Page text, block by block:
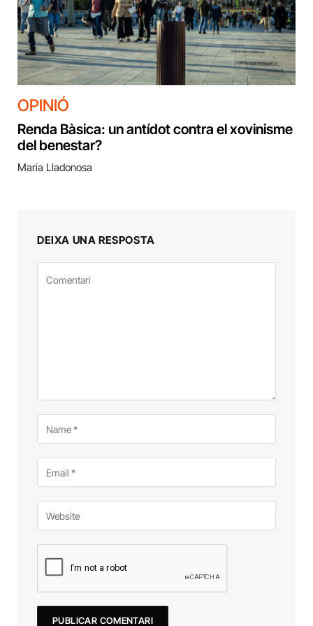
OPINIÓ
Renda Bàsica: un antídot contra el xovinisme
del benestar?
Maria Lladonosa
DEIXA UNA RESPOSTA